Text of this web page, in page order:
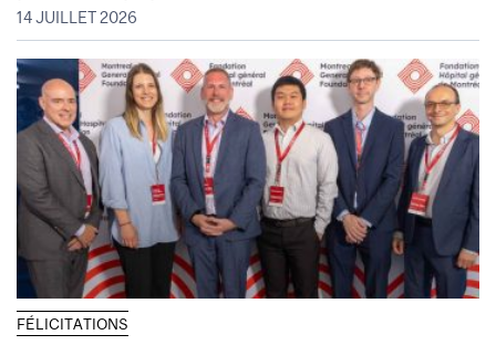
14 JUILLET 2026
FÉLICITATIONS